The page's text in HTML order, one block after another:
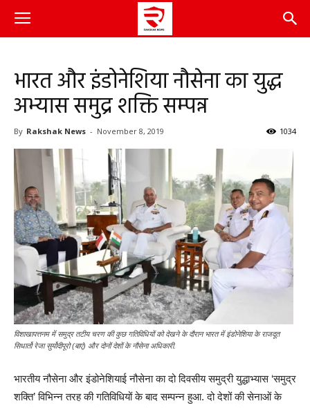
भारत और इंडोनेशिया नौसेना का युद्ध
अभ्यास समुद्र शक्ति सम्पन्न
By Rakshak News - November 8, 2019 1034
विशाखापत्तनम में समुद्र तटीय चरण की कुछ गतिविधियों को देखने के दौरान भारत में इंडोनेशिया के राजदूत
सिधार्तो रेजा सुर्योदीपूरो (बाएं) और दोनों देशों के नौसेना अधिकारी.
भारतीय नौसेना और इंडोनेशियाई नौसेना का दो दिवसीय समुद्री युद्धाभ्यास ‘समुद्र
शक्ति’ विभिन्न तरह की गतिविधियों के बाद सम्पन्न हुआ. दो देशों की सेनाओं के